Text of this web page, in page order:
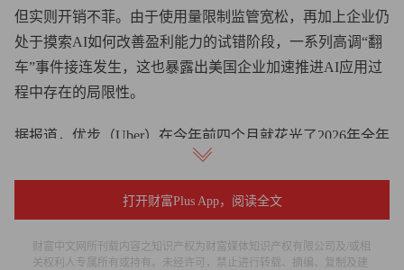
但实则开销不菲。由于使用量限制监管宽松，再加上企业仍
处于摸索AI如何改善盈利能力的试错阶段，一系列高调“翻
车”事件接连发生，这也暴露出美国企业加速推进AI应用过
程中存在的局限性。
据报道，优步（Uber）在今年前四个月就花光了2026年全年
的AI编程预算，其中很大一部分开支来自Claude Code的使
中坦言，公司大量使用AI并投入巨额资金，尚未真正转化
打开财富Plus App，阅读全文
财富中文网所刊载内容之知识产权为财富媒体知识产权有限公司及/或相
关权利人专属所有或持有。未经许可，禁止进行转载、摘编、复制及建